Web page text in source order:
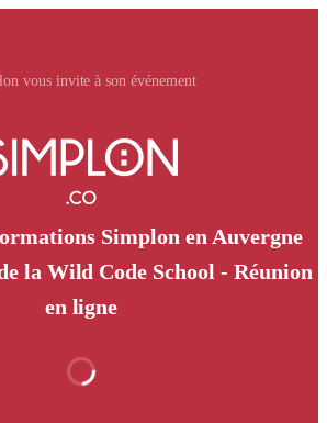
vous invite à son événement
Simplon en Auvergne
la Wild Code School - Réunion
en ligne